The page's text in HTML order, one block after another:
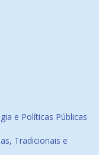
e Políticas Públicas
Tradicionais e